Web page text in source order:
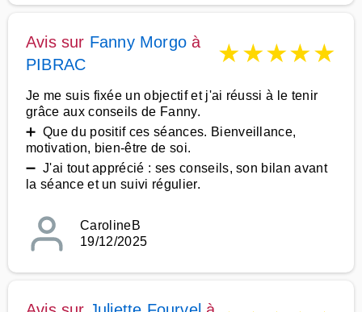
Avis sur Fanny Morgo à
PIBRAC
★★★★★
Je me suis fixée un objectif et j'ai réussi à le tenir
grâce aux conseils de Fanny.
➕ Que du positif ces séances. Bienveillance,
motivation, bien-être de soi.
➖ J'ai tout apprécié : ses conseils, son bilan avant
la séance et un suivi régulier.
CarolineB
19/12/2025